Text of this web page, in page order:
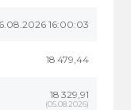
16:00:03
18 479,44
18 329,91
(05.08.2026)